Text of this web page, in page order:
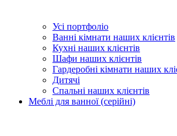
Усі портфоліо
Ванні кімнати наших клієнтів
Кухні наших клієнтів
Шафи наших клієнтів
Гардеробні кімнати наших
Дитячі
Спальні наших клієнтів
Меблі для ванної (серійні)